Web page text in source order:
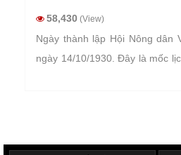
58,430 (View)
Ngày thành lập Hội Nông dân
ngày 14/10/1930. Đây là mốc